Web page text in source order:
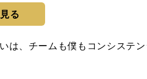
る
は、チームも僕もコンシステン